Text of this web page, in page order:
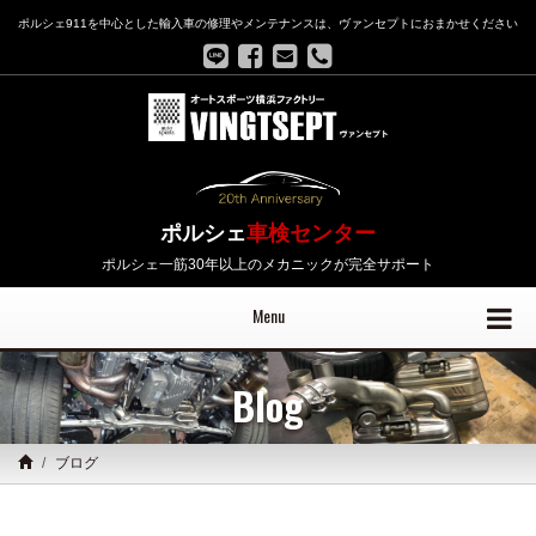
ポルシェ911を中心とした輸入車の修理やメンテナンスは、ヴァンセプトにおまかせください
ポルシェ車検センター
ポルシェ一筋30年以上のメカニックが完全サポート
Menu
Blog
ブログ